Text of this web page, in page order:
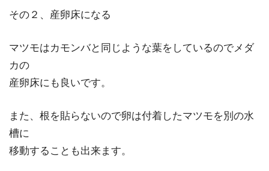
その２、産卵床になる
マツモはカモンバと同じような葉をしているのでメダ
カの
産卵床にも良いです。
また、根を貼らないので卵は付着したマツモを別の水
槽に
移動することも出来ます。